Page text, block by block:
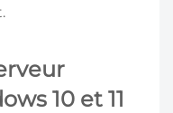
10 et 11